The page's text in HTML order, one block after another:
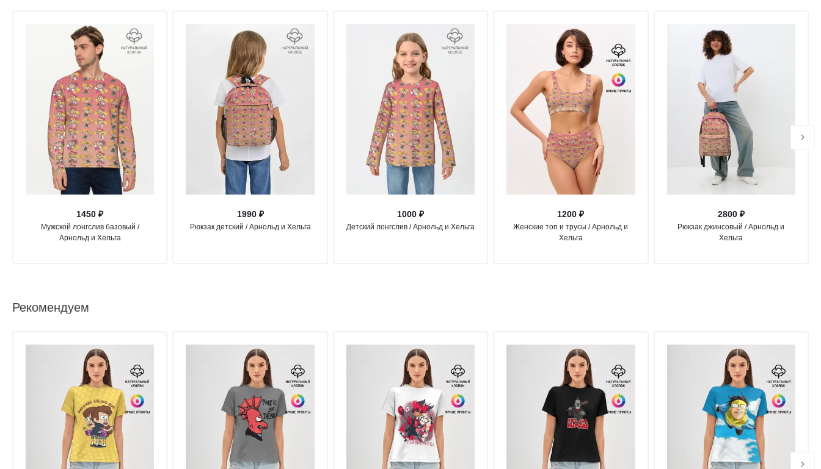
1450 ₽
Мужской лонгслив базовый /
Арнольд и Хельга
1990 ₽
Рюкзак детский / Арнольд и Хельга
1000 ₽
Детский лонгслив / Арнольд и Хельга
1200 ₽
Женские топ и трусы / Арнольд и
Хельга
2800 ₽
Рюкзак джинсовый / Арнольд и
Хельга
Рекомендуем